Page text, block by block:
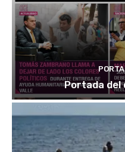
Portada